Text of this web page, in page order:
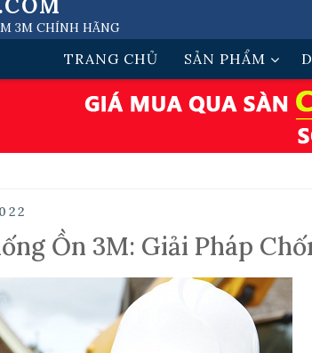
3M CHÍNH HÃNG
TRANG CHỦ SẢN PHẨM
Ồn 3M: Giải Pháp